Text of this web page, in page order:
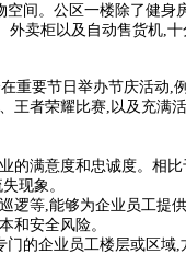
间。公区一楼除了健身
卖柜以及自动售货机,十
重要节日举办节庆活动,
王者荣耀比赛,以及充满
的满意度和忠诚度。相
现象。
逻等,能够为企业员工提
和安全风险。
的企业员工楼层或区域,